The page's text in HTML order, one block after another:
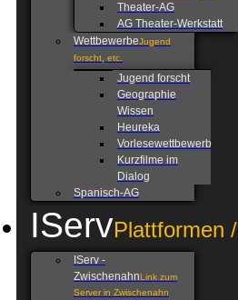
Theater-AG
AG Theater-Werkstatt
WettbewerbeJugend
forscht, etc.
Jugend forscht
Geographie
Wissen
Heureka
Vorlesewettbewerb
Kurzfilme im
Dialog
Spanisch-AG
IServPlattformen
IServ -
ZwischenahnLink zum
Server in Zwischenahn